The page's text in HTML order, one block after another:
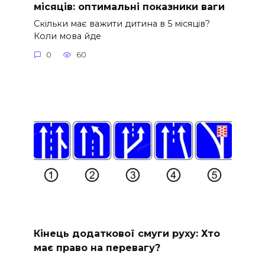
місяців: оптимальні показники ваги
Скільки має важити дитина в 5 місяців?
Коли мова йде
0 60
Кінець додаткової смуги руху: Хто
має право на перевагу?